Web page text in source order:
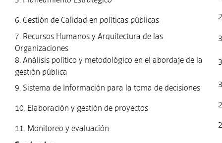
6. Gestión de Calidad en políticas públicas
7. Recursos Humanos y Arquitectura de las
Organizaciones
8. Análisis político y metodológico en el abordaje de la
gestión pública
9. Sistema de Información para la toma de decisiones
10. Elaboración y gestión de proyectos
11. Monitoreo y evaluación